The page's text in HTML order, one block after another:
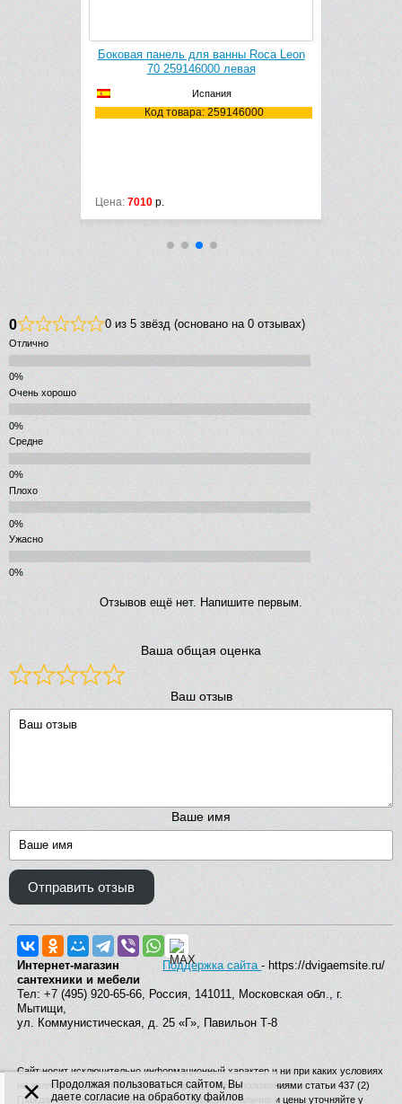
Roca
Боковая панель для ванны Roca Leon
70 259146000 левая
Испания
Код товара: 259146000
Цена: 7010 р.
0 0 из 5 звёзд (основано на 0 отзывах)
Отлично
Очень хорошо
Средне
Плохо
Ужасно
Отзывов ещё нет. Напишите первым.
Ваша общая оценка
Ваш отзыв
Ваше имя
Отправить отзыв
Поддержка сайта- https://dvigaemsite.ru/
Интернет-магазин
сантехники и мебели
Тел: +7 (495) 920-65-66, Россия, 141011, Московская обл., г.
Мытищи,
ул. Коммунистическая, д. 25 «Г», Павильон Т-8
Сайт носит исключительно информационный характер и ни при каких условиях
не является публичной офертой, определяемой положениями статьи 437 (2)
Гражданского кодекса Российской Федерации. Наличие и цены уточняйте у
×
Продолжая пользоваться сайтом, Вы
даете согласие на обработку файлов